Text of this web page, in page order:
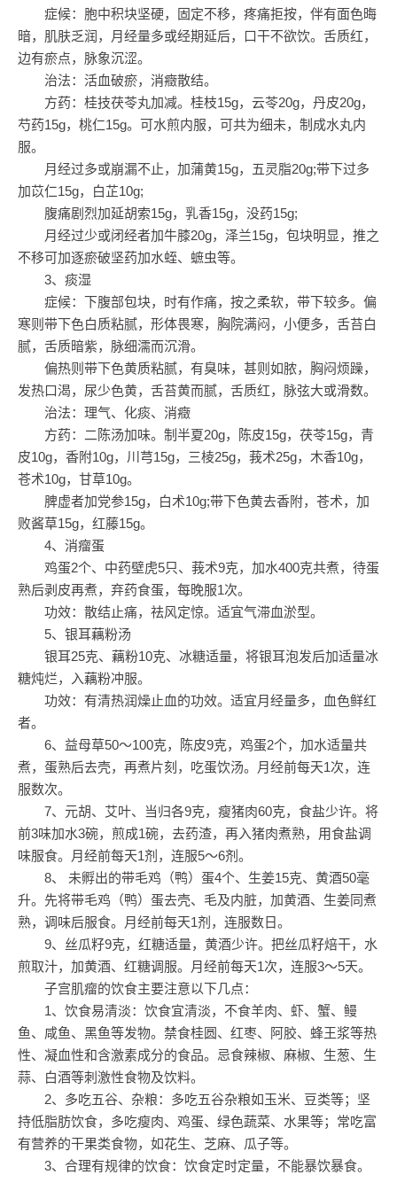
症候：胞中积块坚硬，固定不移，疼痛拒按，伴有面色晦
暗，肌肤乏润，月经量多或经期延后，口干不欲饮。舌质红，
边有瘀点，脉象沉涩。
治法：活血破瘀，消癥散结。
方药：桂技茯苓丸加减。桂枝15g，云苓20g，丹皮20g，
芍药15g，桃仁15g。可水煎内服，可共为细未，制成水丸内
服。
月经过多或崩漏不止，加蒲黄15g，五灵脂20g;带下过多
加苡仁15g，白芷10g;
腹痛剧烈加延胡索15g，乳香15g，没药15g;
月经过少或闭经者加牛膝20g，泽兰15g，包块明显，推之
不移可加逐瘀破坚药加水蛭、蟅虫等。
3、痰湿
症候：下腹部包块，时有作痛，按之柔软，带下较多。偏
寒则带下色白质粘腻，形体畏寒，胸院满闷，小便多，舌苔白
腻，舌质暗紫，脉细濡而沉滑。
偏热则带下色黄质粘腻，有臭味，甚则如脓，胸闷烦躁，
发热口渴，尿少色黄，舌苔黄而腻，舌质红，脉弦大或滑数。
治法：理气、化痰、消癥
方药：二陈汤加味。制半夏20g，陈皮15g，茯苓15g，青
皮10g，香附10g，川芎15g，三棱25g，莪术25g，木香10g，
苍术10g，甘草10g。
脾虚者加党参15g，白术10g;带下色黄去香附，苍术，加
败酱草15g，红藤15g。
4、消瘤蛋
鸡蛋2个、中药壁虎5只、莪术9克，加水400克共煮，待蛋
熟后剥皮再煮，弃药食蛋，每晚服1次。
功效：散结止痛，祛风定惊。适宜气滞血淤型。
5、银耳藕粉汤
银耳25克、藕粉10克、冰糖适量，将银耳泡发后加适量冰
糖炖烂，入藕粉冲服。
功效：有清热润燥止血的功效。适宜月经量多，血色鲜红
者。
6、益母草50～100克，陈皮9克，鸡蛋2个，加水适量共
煮，蛋熟后去壳，再煮片刻，吃蛋饮汤。月经前每天1次，连
服数次。
7、元胡、艾叶、当归各9克，瘦猪肉60克，食盐少许。将
前3味加水3碗，煎成1碗，去药渣，再入猪肉煮熟，用食盐调
味服食。月经前每天1剂，连服5～6剂。
8、 未孵出的带毛鸡（鸭）蛋4个、生姜15克、黄酒50毫
升。先将带毛鸡（鸭）蛋去壳、毛及内脏，加黄酒、生姜同煮
熟，调味后服食。月经前每天1剂，连服数日。
9、丝瓜籽9克，红糖适量，黄酒少许。把丝瓜籽焙干，水
煎取汁，加黄酒、红糖调服。月经前每天1次，连服3～5天。
子宫肌瘤的饮食主要注意以下几点：
1、饮食易清淡：饮食宜清淡，不食羊肉、虾、蟹、鳗
鱼、咸鱼、黑鱼等发物。禁食桂圆、红枣、阿胶、蜂王浆等热
性、凝血性和含激素成分的食品。忌食辣椒、麻椒、生葱、生
蒜、白酒等刺激性食物及饮料。
2、多吃五谷、杂粮：多吃五谷杂粮如玉米、豆类等；坚
持低脂肪饮食，多吃瘦肉、鸡蛋、绿色蔬菜、水果等；常吃富
有营养的干果类食物，如花生、芝麻、瓜子等。
3、合理有规律的饮食：饮食定时定量，不能暴饮暴食。